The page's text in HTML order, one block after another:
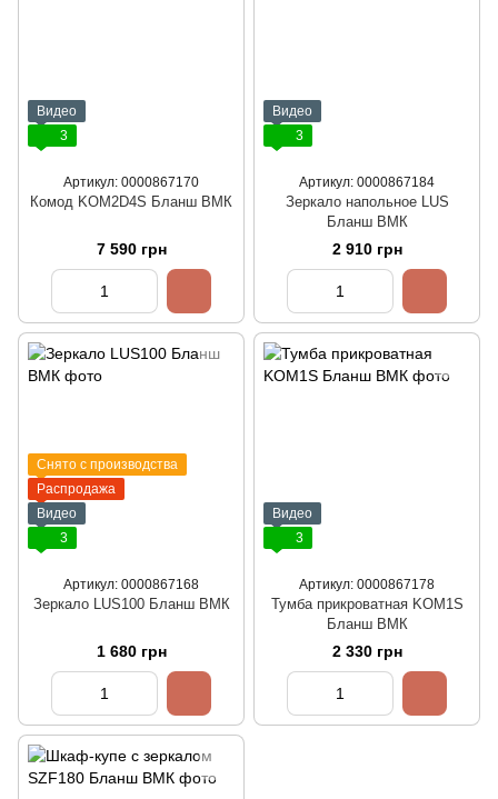
Видео
3
Артикул: 0000867170
Комод KOM2D4S Бланш ВМК
7 590 грн
Видео
3
Артикул: 0000867184
Зеркало напольное LUS
Бланш ВМК
2 910 грн
Снято с производства
Распродажа
Видео
3
Артикул: 0000867168
Зеркало LUS100 Бланш ВМК
1 680 грн
Видео
3
Артикул: 0000867178
Тумба прикроватная KOM1S
Бланш ВМК
2 330 грн